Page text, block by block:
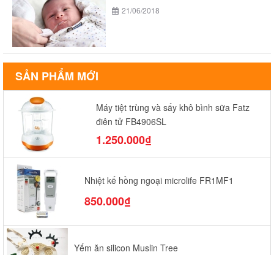
21/06/2018
SẢN PHẨM MỚI
Máy tiệt trùng và sấy khô bình sữa Fatz
điện tử FB4906SL
1.250.000₫
Nhiệt kế hồng ngoại microlife FR1MF1
850.000₫
Yếm ăn silicon Muslin Tree